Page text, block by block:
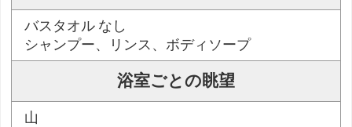
バスタオル なし
シャンプー、リンス、ボディソープ
浴室ごとの眺望
山